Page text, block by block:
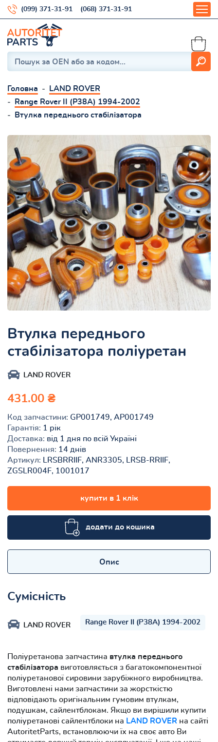
(099) 371-31-91 (068) 371-31-91
Головна
LAND ROVER
Range Rover II (P38A) 1994-2002
Втулка переднього стабілізатора
Втулка переднього
стабілізатора поліуретан
LAND ROVER
431.00 ₴
Код запчастини: GP001749, AP001749
Гарантія: 1 рік
Доставка: від 1 дня по всій Україні
Повернення: 14 днів
Артикул: LRSBRRIIF, ANR3305, LRSB-RRIIF,
ZGSLR004F, 1001017
купити в 1 клік
додати до кошика
Опис
Сумісність
LAND ROVER Range Rover II (P38A) 1994-2002
Поліуретанова запчастина втулка переднього
стабілізатора виготовляється з багатокомпонентної
поліуретанової сировини зарубіжного виробництва.
Виготовлені нами запчастини за жорсткістю
відповідають оригінальним гумовим втулкам,
подушкам, сайлентблокам. Якщо ви вирішили купити
поліуретанові сайлентблоки на LAND ROVER на сайті
AutoritetParts, встановлюючи їх на своє авто Ви